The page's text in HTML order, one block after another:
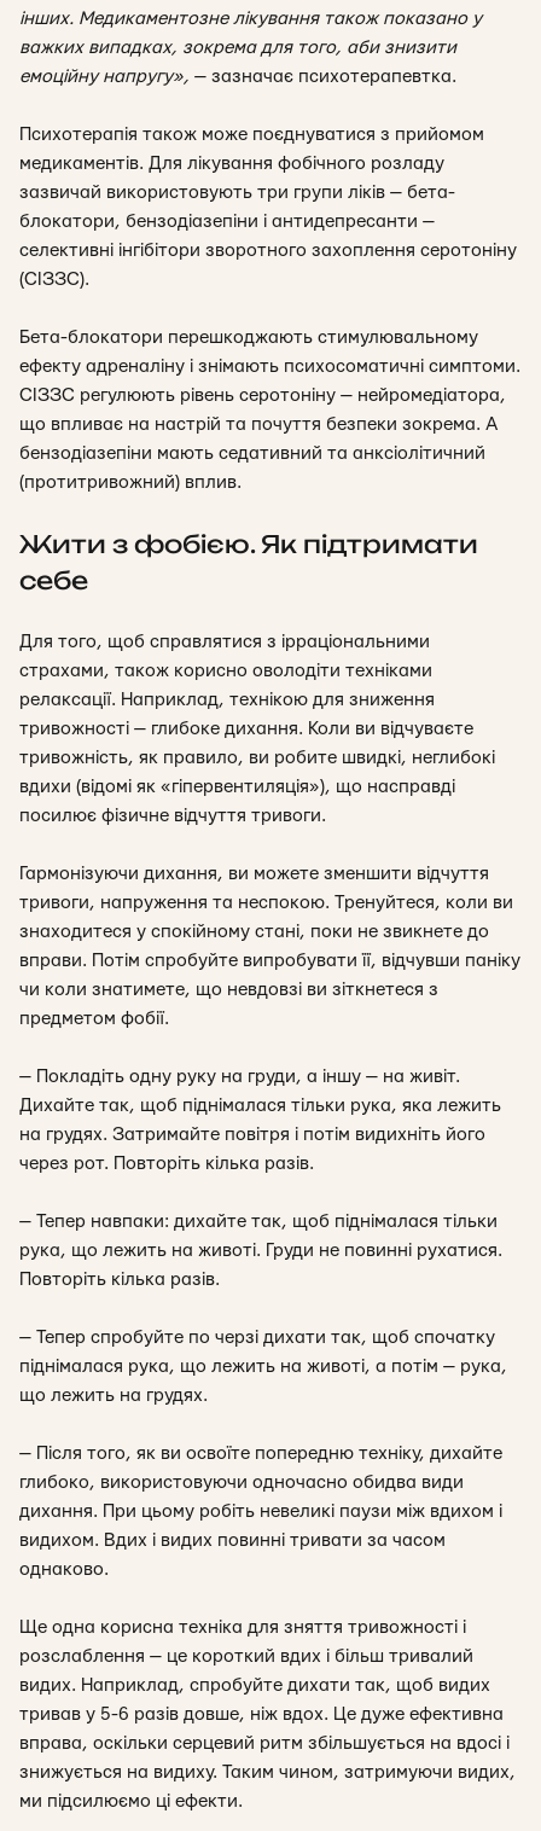
інших. Медикаментозне лікування також показано у
важких випадках, зокрема для того, аби знизити
емоційну напругу», — зазначає психотерапевтка.
Психотерапія також може поєднуватися з прийомом
медикаментів. Для лікування фобічного розладу
зазвичай використовують три групи ліків — бета-
блокатори, бензодіазепіни і антидепресанти —
селективні інгібітори зворотного захоплення серотоніну
(СІЗЗС).
Бета-блокатори перешкоджають стимулювальному
ефекту адреналіну і знімають психосоматичні симптоми.
СІЗЗС регулюють рівень серотоніну — нейромедіатора,
що впливає на настрій та почуття безпеки зокрема. А
бензодіазепіни мають седативний та анксіолітичний
(протитривожний) вплив.
Жити з фобією. Як підтримати
себе
Для того, щоб справлятися з ірраціональними
страхами, також корисно оволодіти техніками
релаксації. Наприклад, технікою для зниження
тривожності — глибоке дихання. Коли ви відчуваєте
тривожність, як правило, ви робите швидкі, неглибокі
вдихи (відомі як «гіпервентиляція»), що насправді
посилює фізичне відчуття тривоги.
Гармонізуючи дихання, ви можете зменшити відчуття
тривоги, напруження та неспокою. Тренуйтеся, коли ви
знаходитеся у спокійному стані, поки не звикнете до
вправи. Потім спробуйте випробувати її, відчувши паніку
чи коли знатимете, що невдовзі ви зіткнетеся з
предметом фобії.
— Покладіть одну руку на груди, а іншу — на живіт.
Дихайте так, щоб піднімалася тільки рука, яка лежить
на грудях. Затримайте повітря і потім видихніть його
через рот. Повторіть кілька разів.
— Тепер навпаки: дихайте так, щоб піднімалася тільки
рука, що лежить на животі. Груди не повинні рухатися.
Повторіть кілька разів.
— Тепер спробуйте по черзі дихати так, щоб спочатку
піднімалася рука, що лежить на животі, а потім — рука,
що лежить на грудях.
— Після того, як ви освоїте попередню техніку, дихайте
глибоко, використовуючи одночасно обидва види
дихання. При цьому робіть невеликі паузи між вдихом і
видихом. Вдих і видих повинні тривати за часом
однаково.
Ще одна корисна техніка для зняття тривожності і
розслаблення — це короткий вдих і більш тривалий
видих. Наприклад, спробуйте дихати так, щоб видих
тривав у 5-6 разів довше, ніж вдох. Це дуже ефективна
вправа, оскільки серцевий ритм збільшується на вдосі і
знижується на видиху. Таким чином, затримуючи видих,
ми підсилюємо ці ефекти.